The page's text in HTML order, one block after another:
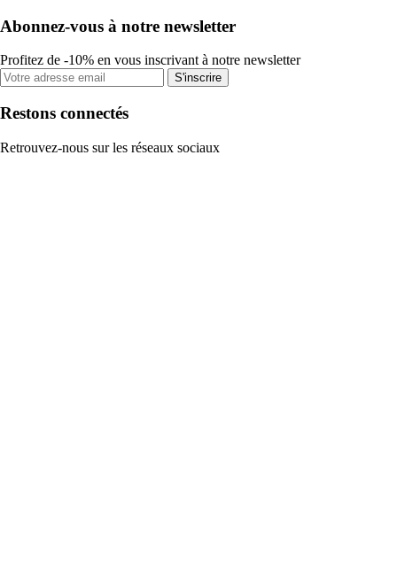
Abonnez-vous à notre newsletter
Profitez de -10% en vous inscrivant à notre newsletter
S'inscrire
Restons connectés
Retrouvez-nous sur les réseaux sociaux